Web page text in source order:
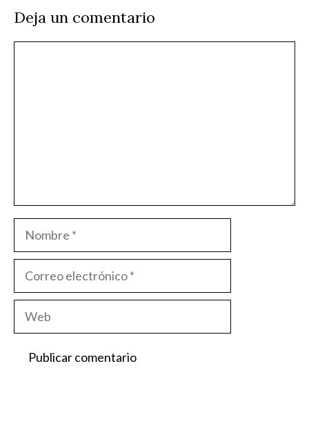
Deja un comentario
Nombre
Correo
electrónico
Web